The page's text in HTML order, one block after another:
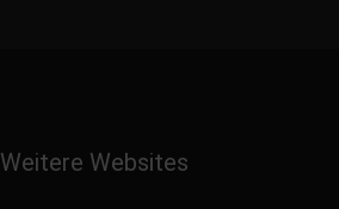
Weitere Websites